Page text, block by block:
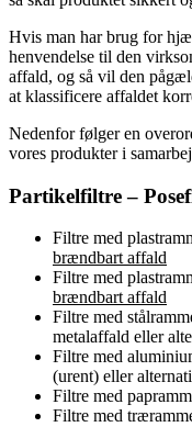
Hvis man har brug for
henvendelse til den
affald, og så vil den
at klassificere affaldet
Nedenfor følger en
vores produkter i
Partikelfiltre –
Filtre med
brændbart affald
Filtre med
brændbart affald
Filtre med
metalaffald eller
Filtre med
(urent) eller
Filtre med
Filtre med